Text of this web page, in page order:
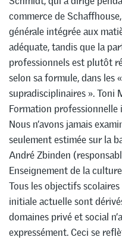
commerce de
générale intégrée aux
adéquate, tandis que la
professionnels est plutôt
selon sa formule, dans les
supradisciplinaires ». Toni
Formation professionnelle
Nous n’avons jamais
seulement estimée sur la
André Zbinden
Enseignement de la
Tous les objectifs
initiale actuelle sont
domaines privé et social
expressément. Ceci se